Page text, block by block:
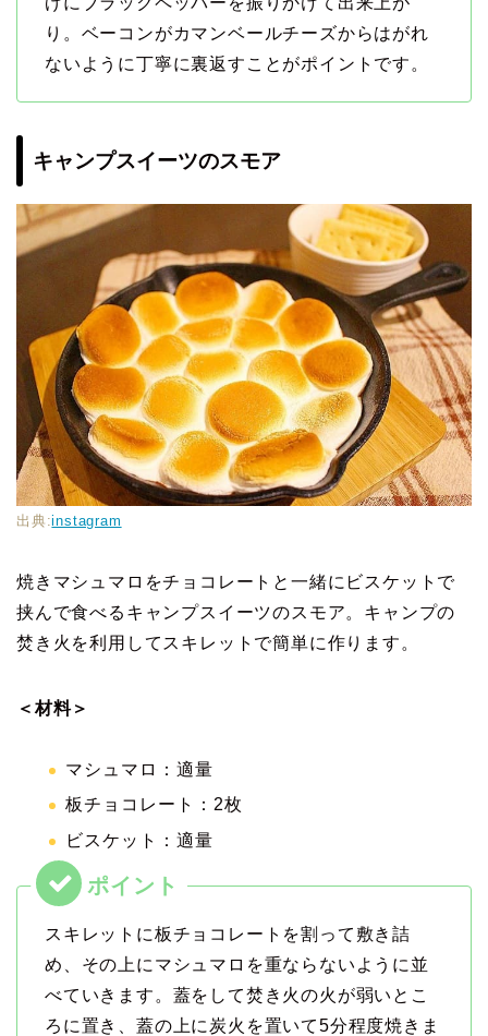
り。ベーコンがカマンベールチーズからはがれ
ないように丁寧に裏返すことがポイントです。
キャンプスイーツのスモア
出典:instagram
焼きマシュマロをチョコレートと一緒にビスケットで
挟んで食べるキャンプスイーツのスモア。キャンプの
焚き火を利用してスキレットで簡単に作ります。
＜材料＞
マシュマロ：適量
板チョコレート：2枚
ビスケット：適量
スキレットに板チョコレートを割って敷き詰
め、その上にマシュマロを重ならないように並
べていきます。蓋をして焚き火の火が弱いとこ
ろに置き、蓋の上に炭火を置いて5分程度焼きま